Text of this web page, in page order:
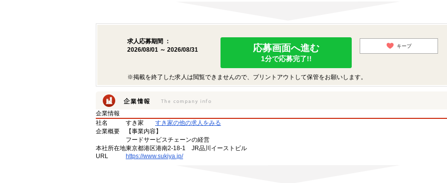
求人応募期間 ：
2026/08/01 ～ 2026/08/31
応募画面へ進む
1分で応募完了!!
キープ
※掲載を終了した求人は閲覧できませんので、プリントアウトして保管をお願いします。
企業情報
社名
すき家
すき家の他の求人をみる
企業概要
【事業内容】
フードサービスチェーンの経営
本社所在地東京都港区港南2-18-1 JR品川イーストビル
URL
https://www.sukiya.jp/